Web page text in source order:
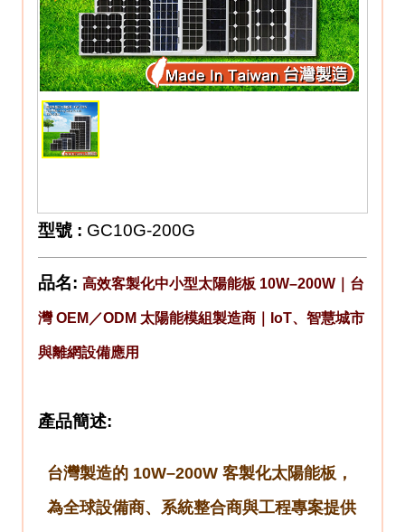
型號 : GC10G-200G
品名:高效客製化中小型太陽能板 10W–200W｜台
灣 OEM／ODM 太陽能模組製造商｜IoT、智慧城市
與離網設備應用
產品簡述:
台灣製造的 10W–200W 客製化太陽能板，
為全球設備商、系統整合商與工程專案提供